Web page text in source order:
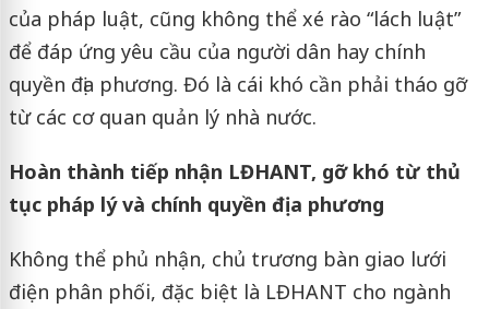
của pháp luật, cũng không thể xé rào “lách luật”
để đáp ứng yêu cầu của người dân hay chính
quyền địa phương. Đó là cái khó cần phải tháo gỡ
từ các cơ quan quản lý nhà nước.
Hoàn thành tiếp nhận LĐHANT, gỡ khó từ thủ
tục pháp lý và chính quyền địa phương
Không thể phủ nhận, chủ trương bàn giao lưới
điện phân phối, đặc biệt là LĐHANT cho ngành